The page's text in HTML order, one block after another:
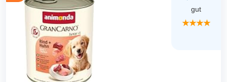
gut
★★★★